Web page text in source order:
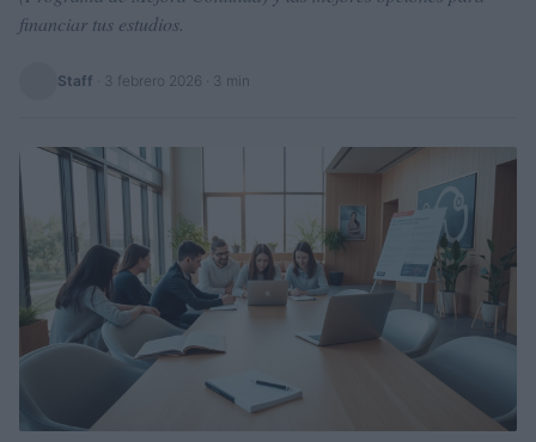
financiar tus estudios.
Staff 3 febrero 2026 · 3 min